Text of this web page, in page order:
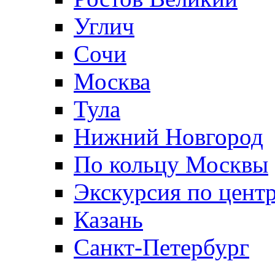
Углич
Сочи
Москва
Тула
Нижний Новгород
По кольцу Москвы
Экскурсия по
Казань
Санкт-Петербург